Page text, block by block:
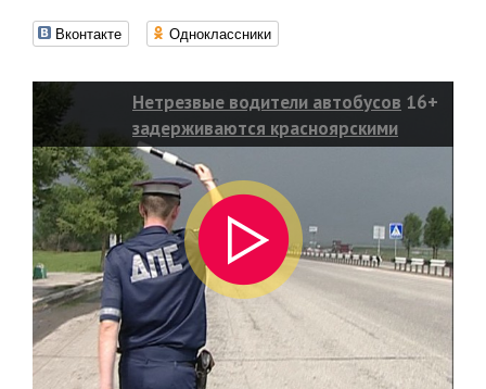
Вконтакте Одноклассники
Нетрезвые водители автобусов
задерживаются красноярскими
полицейскими ежегодно
16+